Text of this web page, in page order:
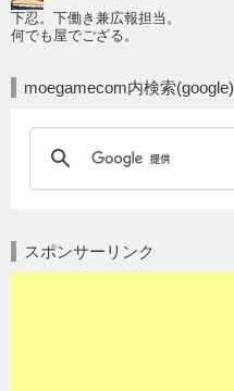
下忍。下働き兼広報担当。
何でも屋でござる。
moegamecom内検索(google)
スポンサーリンク